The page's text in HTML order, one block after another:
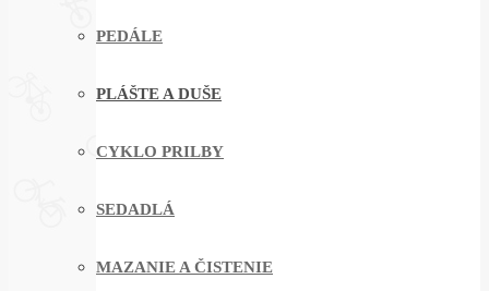
PEDÁLE
PLÁŠTE A DUŠE
CYKLO PRILBY
SEDADLÁ
MAZANIE A ČISTENIE